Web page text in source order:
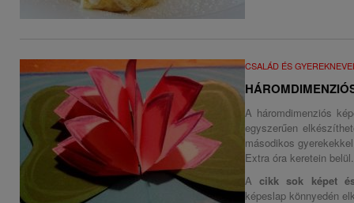
CSALÁD ÉS
A háromdimenziós
egyszerűen
másodikos
Extra óra keretein
A cikk sok képet
képeslap könnyedén